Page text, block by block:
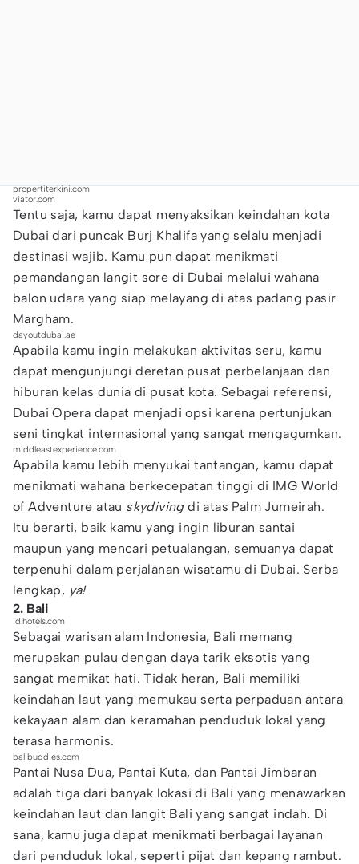
propertiterkini.com
viator.com
Tentu saja, kamu dapat menyaksikan keindahan kota
Dubai dari puncak Burj Khalifa yang selalu menjadi
destinasi wajib. Kamu pun dapat menikmati
pemandangan langit sore di Dubai melalui wahana
balon udara yang siap melayang di atas padang pasir
Margham.
dayoutdubai.ae
Apabila kamu ingin melakukan aktivitas seru, kamu
dapat mengunjungi deretan pusat perbelanjaan dan
hiburan kelas dunia di pusat kota. Sebagai referensi,
Dubai Opera dapat menjadi opsi karena pertunjukan
seni tingkat internasional yang sangat mengagumkan.
middleastexperience.com
Apabila kamu lebih menyukai tantangan, kamu dapat
menikmati wahana berkecepatan tinggi di IMG World
of Adventure atau skydivingdi atas Palm Jumeirah.
Itu berarti, baik kamu yang ingin liburan santai
maupun yang mencari petualangan, semuanya dapat
terpenuhi dalam perjalanan wisatamu di Dubai. Serba
lengkap, ya!
2. Bali
id.hotels.com
Sebagai warisan alam Indonesia, Bali memang
merupakan pulau dengan daya tarik eksotis yang
sangat memikat hati. Tidak heran, Bali memiliki
keindahan laut yang memukau serta perpaduan antara
kekayaan alam dan keramahan penduduk lokal yang
terasa harmonis.
balibuddies.com
Pantai Nusa Dua, Pantai Kuta, dan Pantai Jimbaran
adalah tiga dari banyak lokasi di Bali yang menawarkan
keindahan laut dan langit Bali yang sangat indah. Di
sana, kamu juga dapat menikmati berbagai layanan
dari penduduk lokal, seperti pijat dan kepang rambut.